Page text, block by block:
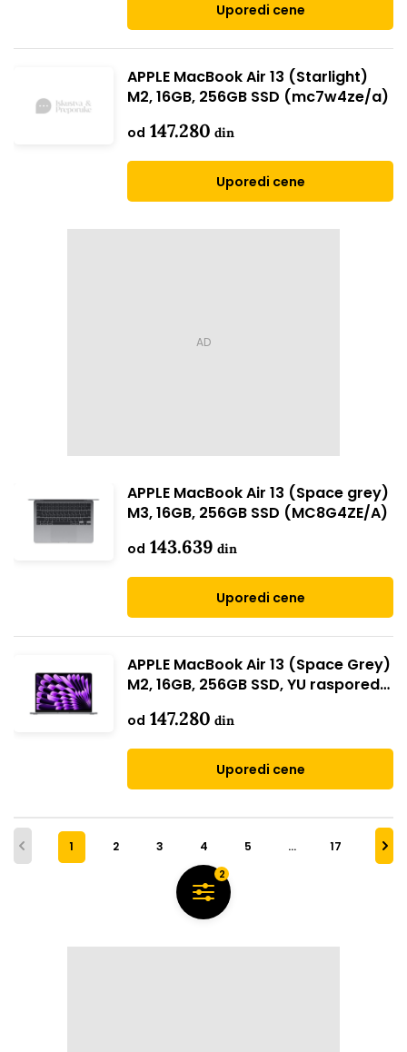
Uporedi cene
APPLE MacBook Air 13 (Starlight)
M2, 16GB, 256GB SSD (mc7w4ze/a)
od 147.280 din
Uporedi cene
APPLE MacBook Air 13 (Space grey)
M3, 16GB, 256GB SSD (MC8G4ZE/A)
od 143.639 din
Uporedi cene
APPLE MacBook Air 13 (Space Grey)
M2, 16GB, 256GB SSD, YU raspored
od 147.280 din
Uporedi cene
1 2 3 4 5 … 17
2